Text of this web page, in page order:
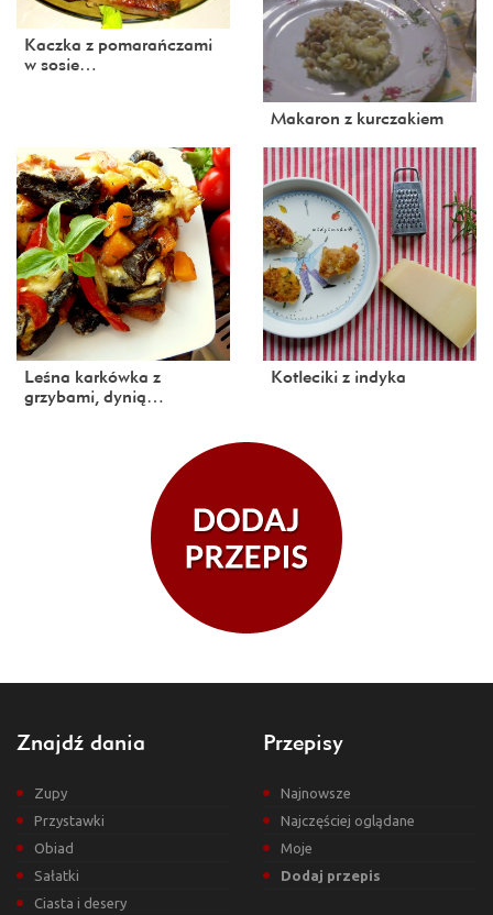
Kaczka z pomarańczami
w sosie…
Makaron z kurczakiem
Leśna karkówka z
grzybami, dynią…
Kotleciki z indyka
Znajdź dania
Zupy
Przystawki
Obiad
Sałatki
Ciasta i desery
Przepisy
Najnowsze
Najczęściej oglądane
Moje
Dodaj przepis